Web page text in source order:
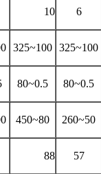
6
10
100~325
100~325
0.5~80
0.5~80
50~260
80~450
57
88